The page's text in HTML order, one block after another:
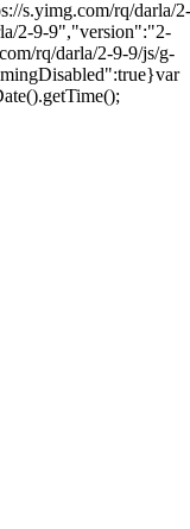
s.yimg.com/rq/darla/2-
2-9-9","version":"2-
rq/darla/2-9-9/js/g-